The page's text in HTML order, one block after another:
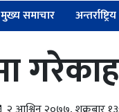
मुख्य समाचार अन्तर्राष्ट्रिय